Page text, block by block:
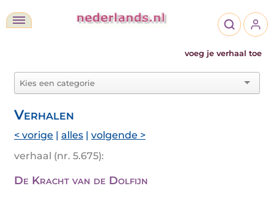
voeg je verhaal toe
Verhalen
< vorige | alles | volgende >
verhaal (nr. 5.675):
De Kracht van de Dolfijn